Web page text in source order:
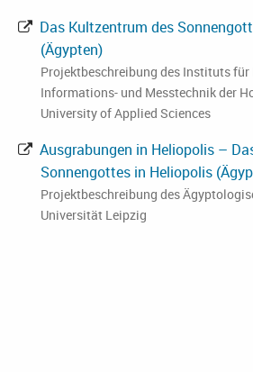
Das Kultzentrum des
(Ägypten)
Projektbeschreibung des Instituts für
Informations- und Messtechnik der
University of Applied Sciences
Ausgrabungen in Heliopolis –
Sonnengottes in Heliopolis
Projektbeschreibung des
Universität Leipzig